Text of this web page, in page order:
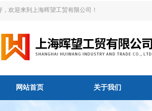
，欢迎来到上海晖望工贸有限公司！
网站首页 关于我们